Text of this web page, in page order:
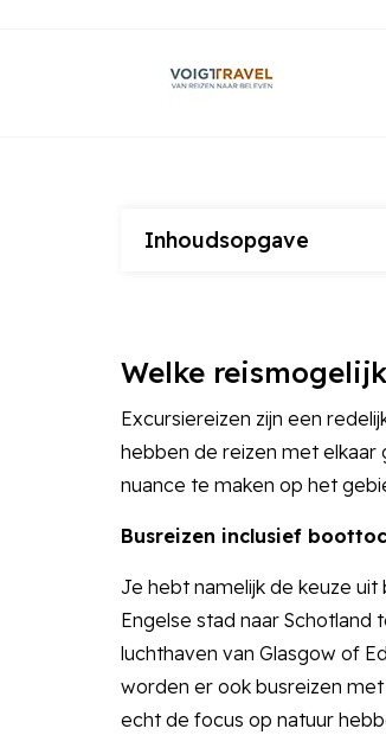
Inhoudsopgave
Welke
Excursiereizen zijn een
hebben de reizen met elkaar
nuance te maken op het
Busreizen inclusief
Je hebt namelijk de keuze
Engelse stad naar Schotland
luchthaven van Glasgow of
worden er ook busreizen
echt de focus op natuur